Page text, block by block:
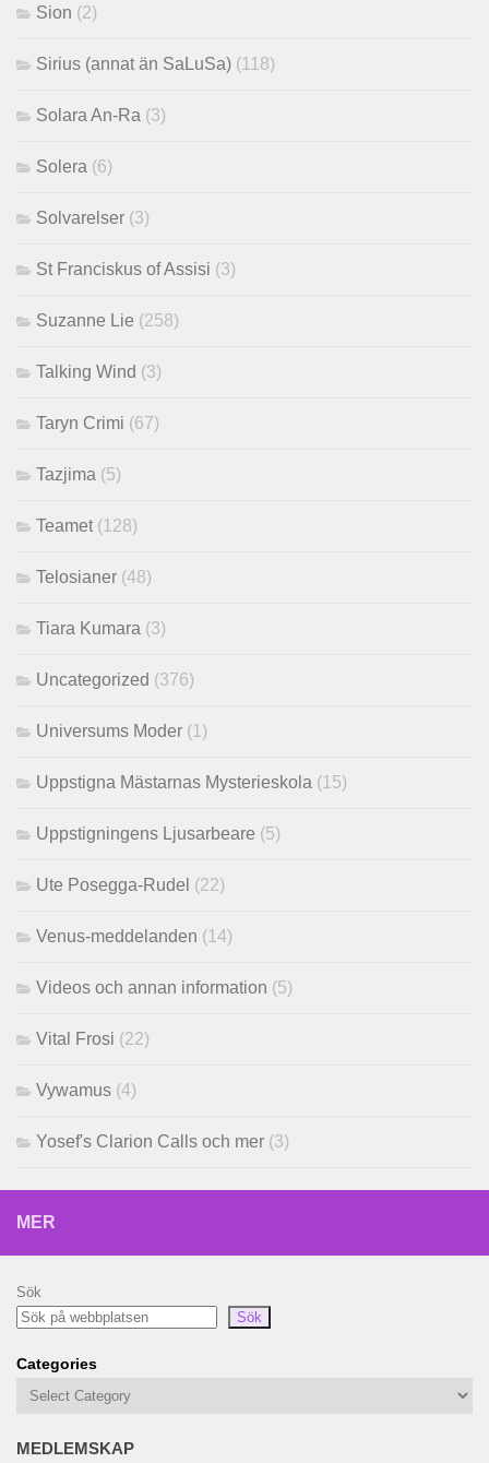
Sion (2)
Sirius (annat än SaLuSa) (118)
Solara An-Ra (3)
Solera (6)
Solvarelser (3)
St Franciskus of Assisi (3)
Suzanne Lie (258)
Talking Wind (3)
Taryn Crimi (67)
Tazjima (5)
Teamet (128)
Telosianer (48)
Tiara Kumara (3)
Uncategorized (376)
Universums Moder (1)
Uppstigna Mästarnas Mysterieskola (15)
Uppstigningens Ljusarbeare (5)
Ute Posegga-Rudel (22)
Venus-meddelanden (14)
Videos och annan information (5)
Vital Frosi (22)
Vywamus (4)
Yosef's Clarion Calls och mer (3)
MER
Sök
Sök
Categories
MEDLEMSKAP